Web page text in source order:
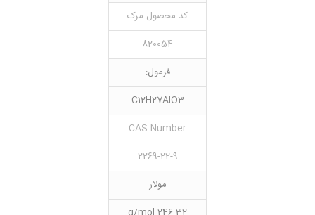
کد محصول مرک
820054
فرمول:
C12H27AlO3
CAS Number
2269-22-9
مولار